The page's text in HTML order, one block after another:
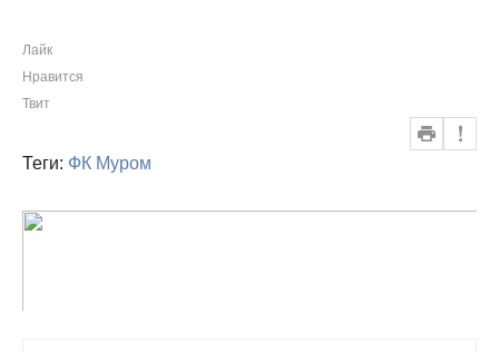
Лайк
Нравится
Твит
Теги: ФК Муром